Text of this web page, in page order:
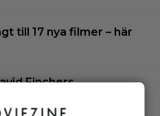
till 17 nya filmer – här
Finchers
spinoff